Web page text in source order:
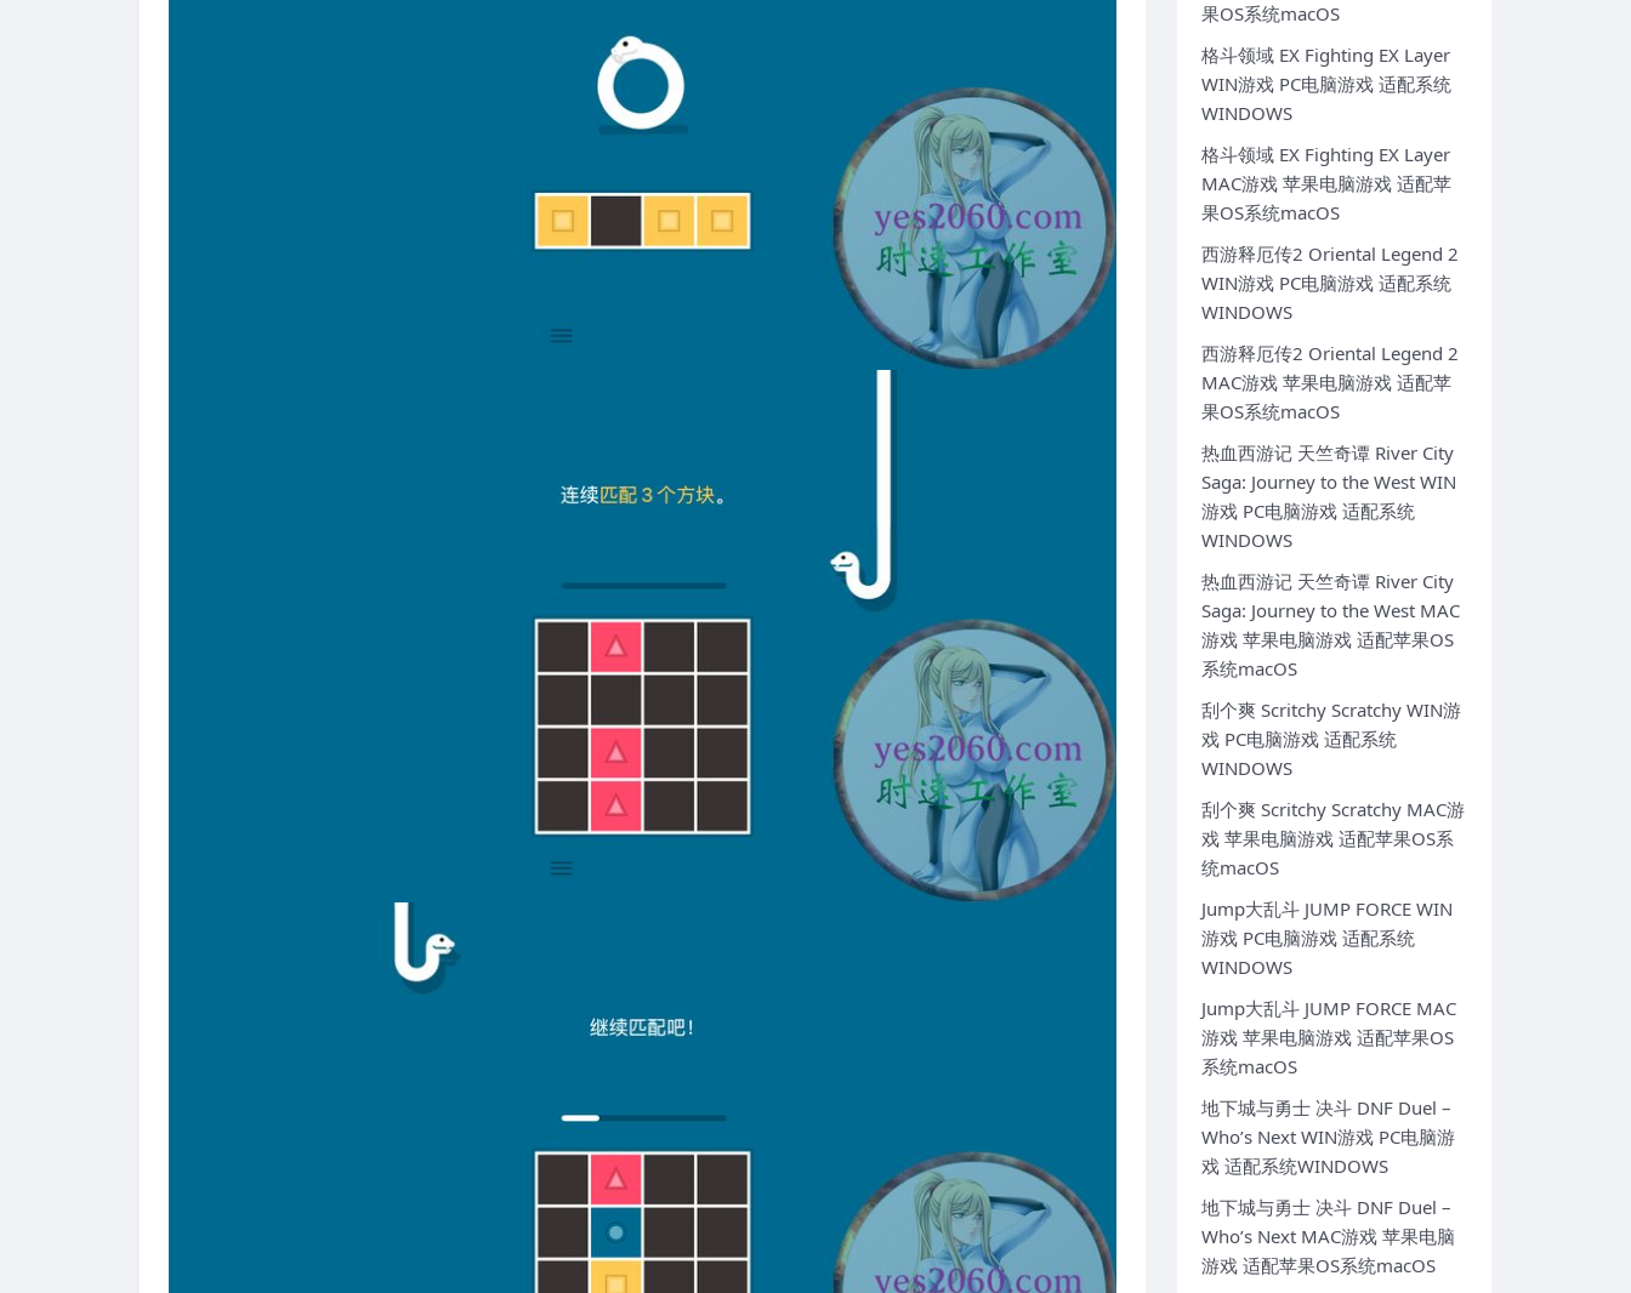
果OS系统macOS
格斗领域 EX Fighting EX Layer
WIN游戏 PC电脑游戏 适配系统
WINDOWS
格斗领域 EX Fighting EX Layer
MAC游戏 苹果电脑游戏 适配苹
果OS系统macOS
西游释厄传2 Oriental Legend 2
WIN游戏 PC电脑游戏 适配系统
WINDOWS
西游释厄传2 Oriental Legend 2
MAC游戏 苹果电脑游戏 适配苹
果OS系统macOS
热血西游记 天竺奇谭 River City
Saga: Journey to the West WIN
游戏 PC电脑游戏 适配系统
WINDOWS
热血西游记 天竺奇谭 River City
Saga: Journey to the West MAC
游戏 苹果电脑游戏 适配苹果OS
系统macOS
刮个爽 Scritchy Scratchy WIN游
戏 PC电脑游戏 适配系统
WINDOWS
刮个爽 Scritchy Scratchy MAC游
戏 苹果电脑游戏 适配苹果OS系
统macOS
Jump大乱斗 JUMP FORCE WIN
游戏 PC电脑游戏 适配系统
WINDOWS
Jump大乱斗 JUMP FORCE MAC
游戏 苹果电脑游戏 适配苹果OS
系统macOS
地下城与勇士 决斗 DNF Duel –
Who’s Next WIN游戏 PC电脑游
戏 适配系统WINDOWS
地下城与勇士 决斗 DNF Duel –
Who’s Next MAC游戏 苹果电脑
游戏 适配苹果OS系统macOS